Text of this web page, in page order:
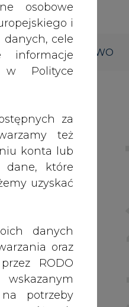
CIEPŁOWNICTWO
osobowe
i
danych, cele
informacje
w Polityce
za
też
konta lub
dane, które
uzyskać
danych
oraz
RODO
potrzeby
: